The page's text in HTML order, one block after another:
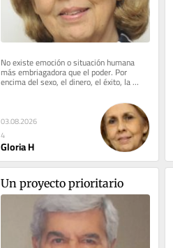
No existe emoción o situación humana
más embriagadora que el poder. Por
encima del sexo, el dinero, el éxito, la
riqueza, el poder los supera con...
03.08.2026
4
Gloria H
Un proyecto prioritario